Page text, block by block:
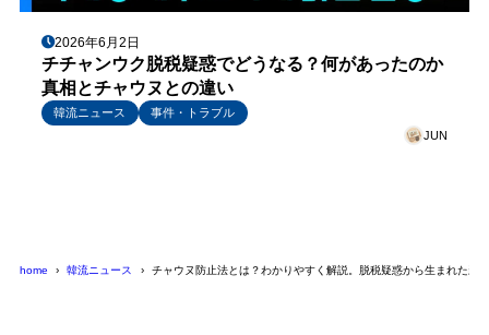
2026年6月2日
チチャンウク脱税疑惑でどうなる？何があったのか
真相とチャウヌとの違い
韓流ニュース
事件・トラブル
JUN
home 韓流ニュース チャウヌ防止法とは？わかりやすく解説。脱税疑惑から生まれた新